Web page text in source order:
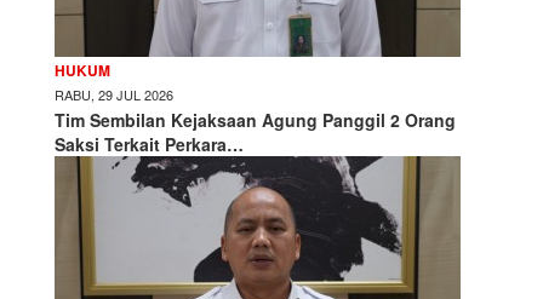
HUKUM
RABU, 29 JUL 2026
Tim Sembilan Kejaksaan Agung Panggil 2 Orang
Saksi Terkait Perkara…